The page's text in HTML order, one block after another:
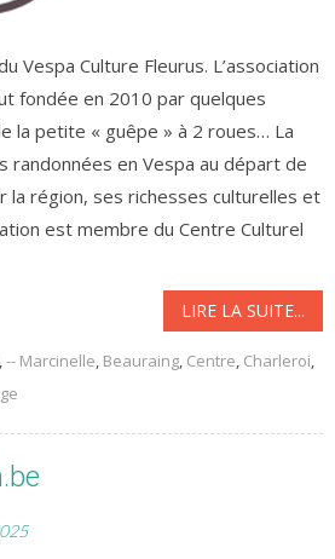
Vespa Culture Fleurus. L’association
fondée en 2010 par quelques
la petite « guêpe » à 2 roues… La
randonnées en Vespa au départ de
la région, ses richesses culturelles et
est membre du Centre Culturel
LIRE LA SUITE...
,-- Marcinelle, Beauraing, Centre, Charleroi,